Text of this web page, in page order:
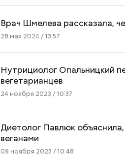
Врач Шмелева рассказала,
28 мая 2024 / 13:57
Нутрициолог Опальницкий
вегетарианцев
24 ноября 2023 / 10:37
Диетолог Павлюк
веганами
09 ноября 2023 / 10:48